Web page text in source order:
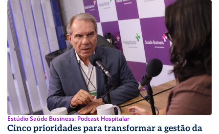
Estúdio Saúde Business: Podcast Hospitalar
Cinco prioridades para transformar a gestão da